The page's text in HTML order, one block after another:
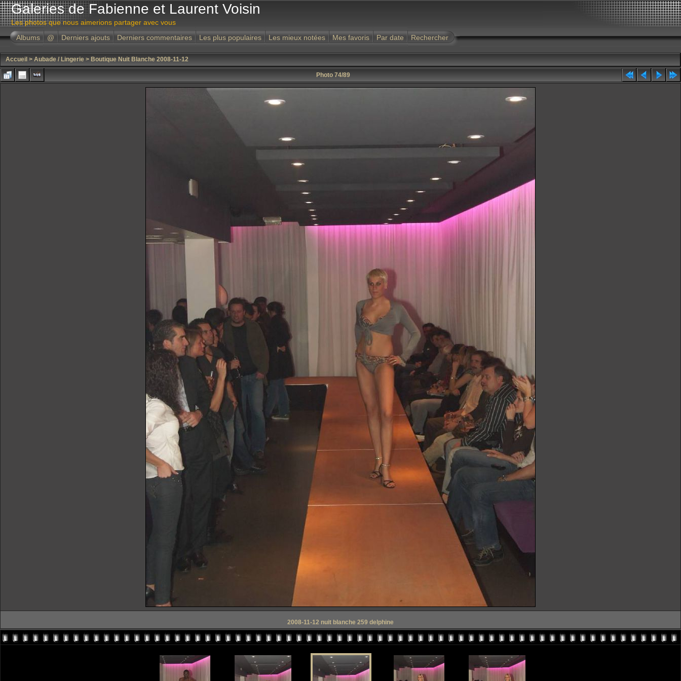
Galeries de Fabienne et Laurent Voisin
Les photos que nous aimerions partager avec vous
Albums
@ Derniers ajouts Derniers commentaires Les plus populaires Les mieux notées Mes favoris Par date Rechercher
Accueil > Aubade / Lingerie > Boutique Nuit Blanche 2008-11-12
Photo 74/89
2008-11-12 nuit blanche 259 delphine